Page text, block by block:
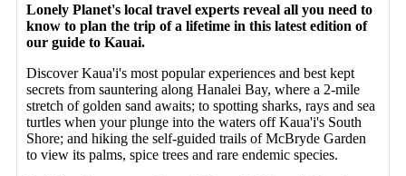
Lonely Planet's local travel experts reveal all you need to
know to plan the trip of a lifetime in this latest edition of
our guide to Kauai.
Discover Kaua'i's most popular experiences and best kept
secrets from sauntering along Hanalei Bay, where a 2-mile
stretch of golden sand awaits; to spotting sharks, rays and sea
turtles when your plunge into the waters off Kaua'i's South
Shore; and hiking the self-guided trails of McBryde Garden
to view its palms, spice trees and rare endemic species.